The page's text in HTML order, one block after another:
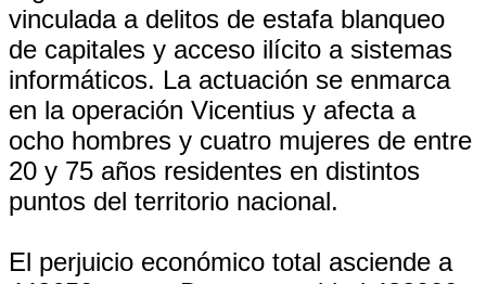
vinculada a delitos de estafa blanqueo
de capitales y acceso ilícito a sistemas
informáticos. La actuación se enmarca
en la operación Vicentius y afecta a
ocho hombres y cuatro mujeres de entre
20 y 75 años residentes en distintos
puntos del territorio nacional.
El perjuicio económico total asciende a